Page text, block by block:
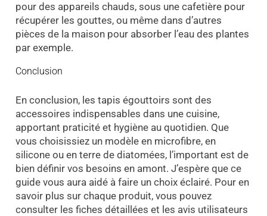
pour des appareils chauds, sous une cafetière pour
récupérer les gouttes, ou même dans d’autres
pièces de la maison pour absorber l’eau des plantes
par exemple.
Conclusion
En conclusion, les tapis égouttoirs sont des
accessoires indispensables dans une cuisine,
apportant praticité et hygiène au quotidien. Que
vous choisissiez un modèle en microfibre, en
silicone ou en terre de diatomées, l’important est de
bien définir vos besoins en amont. J’espère que ce
guide vous aura aidé à faire un choix éclairé. Pour en
savoir plus sur chaque produit, vous pouvez
consulter les fiches détaillées et les avis utilisateurs